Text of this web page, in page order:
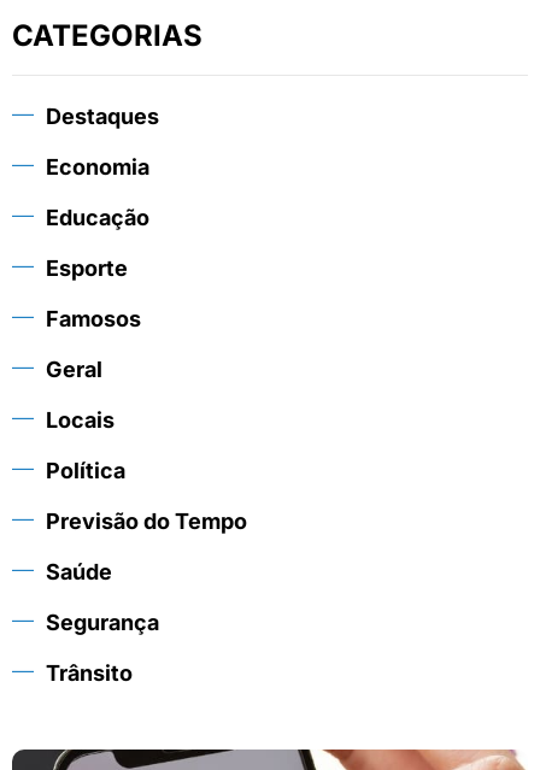
CATEGORIAS
Destaques
Economia
Educação
Esporte
Famosos
Geral
Locais
Política
Previsão do Tempo
Saúde
Segurança
Trânsito